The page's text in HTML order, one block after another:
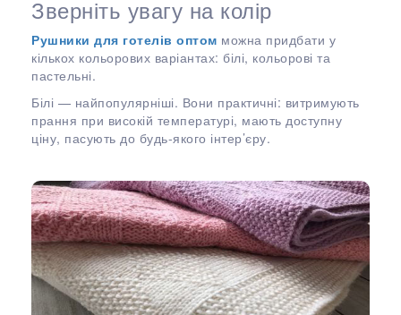
Зверніть увагу на колір
Рушники для готелів оптом можна придбати у
кількох кольорових варіантах: білі, кольорові та
пастельні.
Білі — найпопулярніші. Вони практичні: витримують
прання при високій температурі, мають доступну
ціну, пасують до будь-якого інтер’єру.